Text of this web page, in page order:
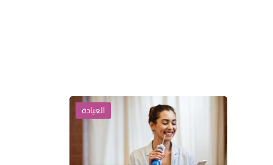
العيادة